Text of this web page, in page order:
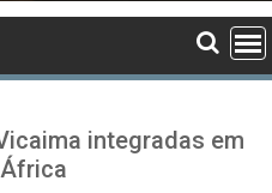
integradas em